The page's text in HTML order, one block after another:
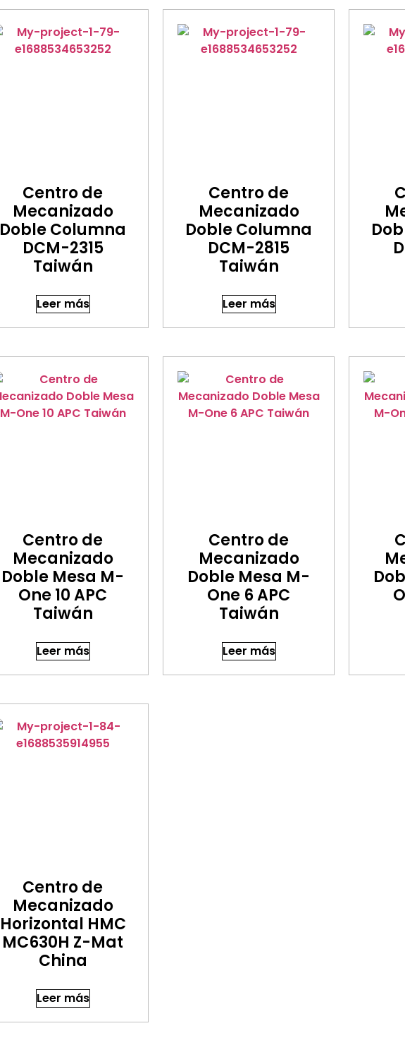
Centro de
Mecanizado
Doble Columna
DCM-2315
Taiwán
Leer más
Centro de
Mecanizado
Doble Columna
DCM-2815
Taiwán
Leer más
Centro de
Mecanizado
Doble Mesa M-
One 10 APC
Taiwán
Leer más
Centro de
Mecanizado
Doble Mesa M-
One 6 APC
Taiwán
Leer más
Centro de
Mecanizado
Horizontal HMC
MC630H Z-Mat
China
Leer más